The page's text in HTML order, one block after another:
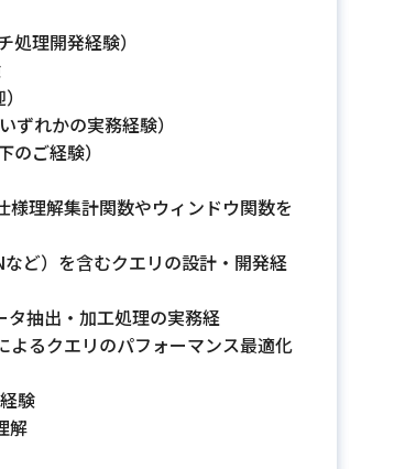
理開発経験）
れかの実務経験）
ご経験）
理解集計関数やウィンドウ関数を
ど）を含むクエリの設計・開発経
抽出・加工処理の実務経
るクエリのパフォーマンス最適化
験
解